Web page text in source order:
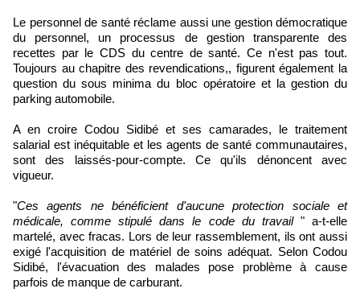
Le personnel de santé réclame aussi une gestion démocratique
du personnel, un processus de gestion transparente des
recettes par le CDS du centre de santé. Ce n'est pas tout.
Toujours au chapitre des revendications,, figurent également la
question du sous minima du bloc opératoire et la gestion du
parking automobile.
A en croire Codou Sidibé et ses camarades, le traitement
salarial est inéquitable et les agents de santé communautaires,
sont des laissés-pour-compte. Ce qu'ils dénoncent avec
vigueur.
"Ces agents ne bénéficient d'aucune protection sociale et
médicale, comme stipulé dans le code du travail " a-t-elle
martelé, avec fracas. Lors de leur rassemblement, ils ont aussi
exigé l'acquisition de matériel de soins adéquat. Selon Codou
Sidibé, l'évacuation des malades pose problème à cause
parfois de manque de carburant.